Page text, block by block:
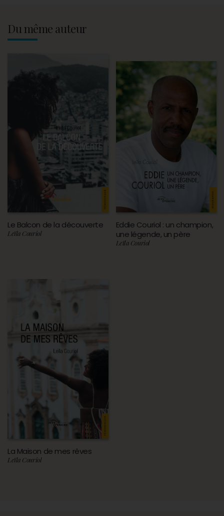
Du même auteur
Le Balcon de la découverte
Leïla Couriol
Eddie Couriol : un champion,
une légende, un père
Leïla Couriol
La Maison de mes rêves
Leïla Couriol